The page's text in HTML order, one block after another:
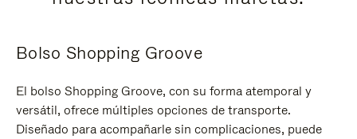
Bolso Shopping Groove
El bolso Shopping Groove, con su forma atemporal y
versátil, ofrece múltiples opciones de transporte.
Diseñado para acompañarle sin complicaciones, puede